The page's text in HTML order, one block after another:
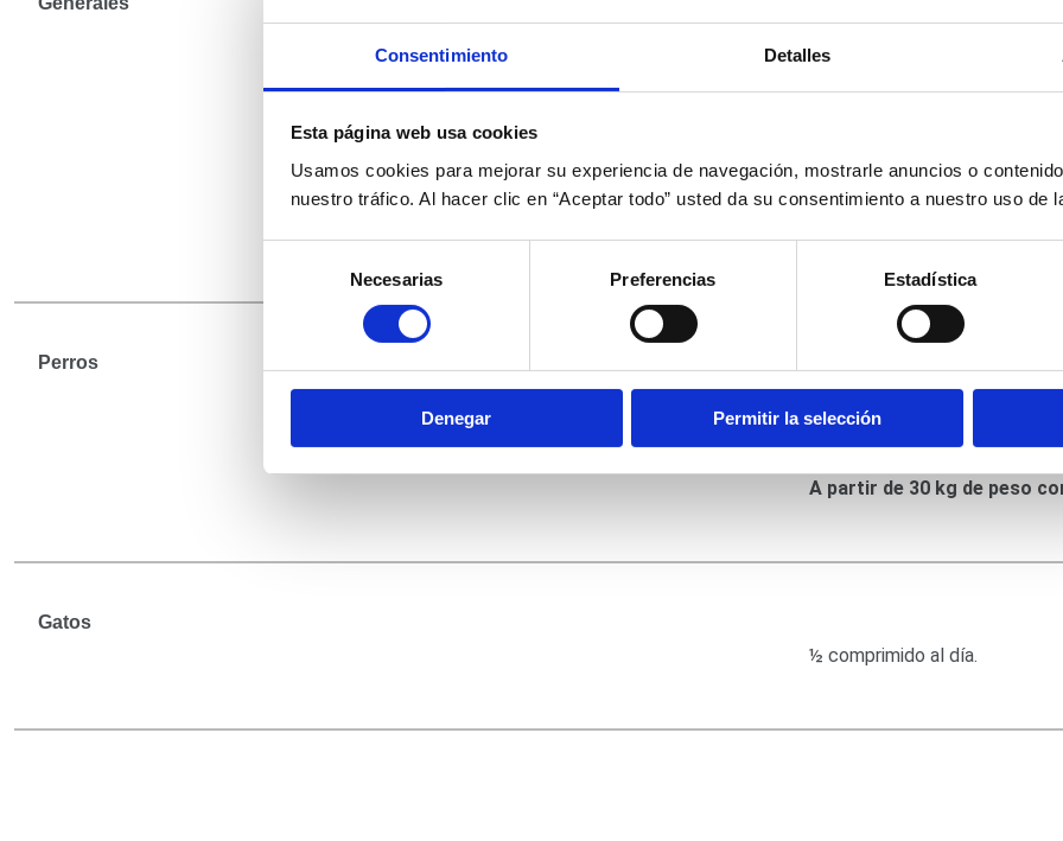
Consentimiento Detalles
Esta página web usa cookies
Usamos cookies para mejorar su experiencia de navegación, mostrarle anuncios o
nuestro tráfico. Al hacer clic en “Aceptar todo” usted da su consentimiento a nuestro uso de
consentimiento
Necesarias Preferencias Estadística
Denegar Permitir la selección
Tomar junto con el alimento.
Los animales deberán tener
Perros
Hasta 10 kg de peso
De 10-20 kg de peso
A partir de 30 kg de peso
Gatos
½ comprimido al día.